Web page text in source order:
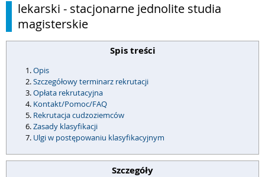
lekarski - stacjonarne jednolite studia
magisterskie
Spis treści
Opis
Szczegółowy terminarz rekrutacji
Opłata rekrutacyjna
Kontakt/Pomoc/FAQ
Rekrutacja cudzoziemców
Zasady klasyfikacji
Ulgi w postępowaniu klasyfikacyjnym
Szczegóły